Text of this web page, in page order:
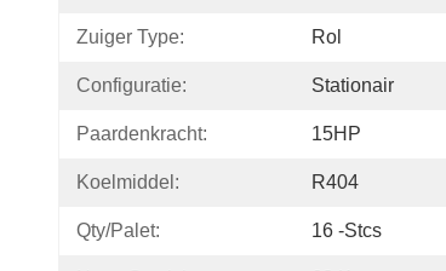
Zuiger Type: Rol
Configuratie: Stationair
Paardenkracht: 15HP
Koelmiddel: R404
Qty/palet: 16 -stcs